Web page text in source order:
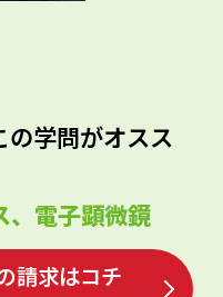
の学問がオスス
、電子顕微鏡
請求はコチ